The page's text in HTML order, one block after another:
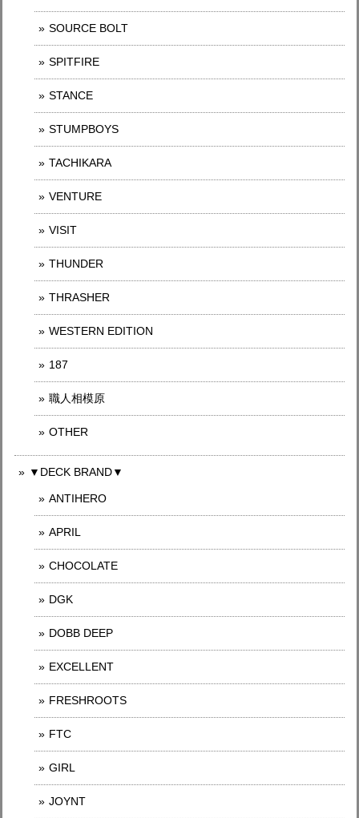
SOURCE BOLT
SPITFIRE
STANCE
STUMPBOYS
TACHIKARA
VENTURE
VISIT
THUNDER
THRASHER
WESTERN EDITION
187
職人相模原
OTHER
▼DECK BRAND▼
ANTIHERO
APRIL
CHOCOLATE
DGK
DOBB DEEP
EXCELLENT
FRESHROOTS
FTC
GIRL
JOYNT